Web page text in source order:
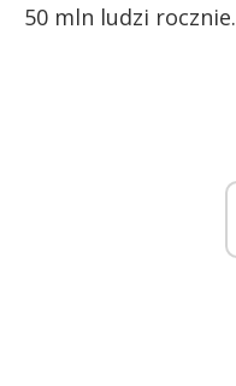
50 mln ludzi rocznie.